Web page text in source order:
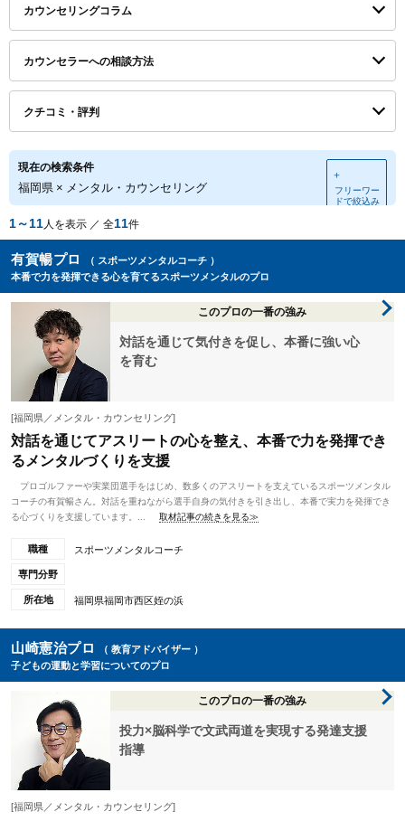
カウンセリングコラム
カウンセラーへの相談方法
クチコミ・評判
現在の検索条件
福岡県 × メンタル・カウンセリング
＋
フリーワー
ドで絞込み
1～11人を表示 ／ 全11件
有賀暢プロ
（ スポーツメンタルコーチ ）
本番で力を発揮できる心を育てるスポーツメンタルのプロ
このプロの一番の強み
対話を通じて気付きを促し、本番に強い心
を育む
[福岡県／メンタル・カウンセリング]
対話を通じてアスリートの心を整え、本番で力を発揮でき
るメンタルづくりを支援
プロゴルファーや実業団選手をはじめ、数多くのアスリートを支えているスポーツメンタル
コーチの有賀暢さん。対話を重ねながら選手自身の気付きを引き出し、本番で実力を発揮でき
る心づくりを支援しています。...
取材記事の続きを見る≫
職種 スポーツメンタルコーチ
専門分野
所在地 福岡県福岡市西区姪の浜
山崎憲治プロ
（ 教育アドバイザー ）
子どもの運動と学習についてのプロ
このプロの一番の強み
投力×脳科学で文武両道を実現する発達支援
指導
[福岡県／メンタル・カウンセリング]